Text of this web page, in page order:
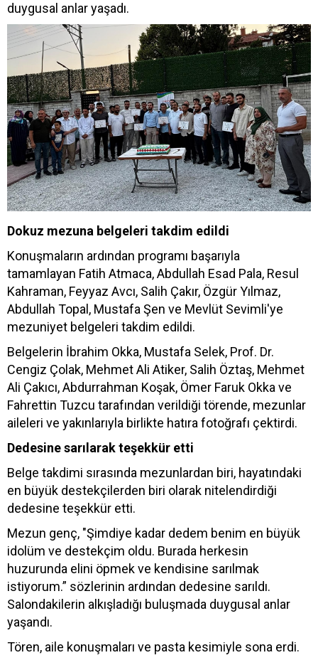
duygusal anlar yaşadı.
Dokuz mezuna belgeleri takdim edildi
Konuşmaların ardından programı başarıyla
tamamlayan Fatih Atmaca, Abdullah Esad Pala, Resul
Kahraman, Feyyaz Avcı, Salih Çakır, Özgür Yılmaz,
Abdullah Topal, Mustafa Şen ve Mevlüt Sevimli'ye
mezuniyet belgeleri takdim edildi.
Belgelerin İbrahim Okka, Mustafa Selek, Prof. Dr.
Cengiz Çolak, Mehmet Ali Atiker, Salih Öztaş, Mehmet
Ali Çakıcı, Abdurrahman Koşak, Ömer Faruk Okka ve
Fahrettin Tuzcu tarafından verildiği törende, mezunlar
aileleri ve yakınlarıyla birlikte hatıra fotoğrafı çektirdi.
Dedesine sarılarak teşekkür etti
Belge takdimi sırasında mezunlardan biri, hayatındaki
en büyük destekçilerden biri olarak nitelendirdiği
dedesine teşekkür etti.
Mezun genç, "Şimdiye kadar dedem benim en büyük
idolüm ve destekçim oldu. Burada herkesin
huzurunda elini öpmek ve kendisine sarılmak
istiyorum.” sözlerinin ardından dedesine sarıldı.
Salondakilerin alkışladığı buluşmada duygusal anlar
yaşandı.
Tören, aile konuşmaları ve pasta kesimiyle sona erdi.